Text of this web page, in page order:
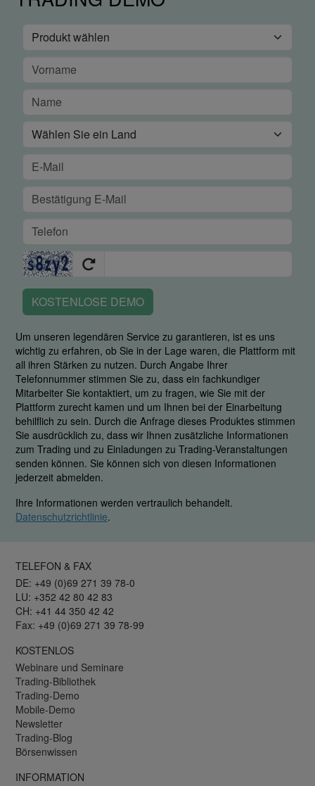
KOSTENLOSE DEMO
Um unseren legendären Service zu garantieren, ist es uns
wichtig zu erfahren, ob Sie in der Lage waren, die Plattform mit
all ihren Stärken zu nutzen. Durch Angabe Ihrer
Telefonnummer stimmen Sie zu, dass ein fachkundiger
Mitarbeiter Sie kontaktiert, um zu fragen, wie Sie mit der
Plattform zurecht kamen und um Ihnen bei der Einarbeitung
behilflich zu sein. Durch die Anfrage dieses Produktes stimmen
Sie ausdrücklich zu, dass wir Ihnen zusätzliche Informationen
zum Trading und zu Einladungen zu Trading-Veranstaltungen
senden können. Sie können sich von diesen Informationen
jederzeit abmelden.
Ihre Informationen werden vertraulich behandelt.
Datenschutzrichtlinie.
TELEFON & FAX
DE: +49 (0)69 271 39 78-0
LU: +352 42 80 42 83
CH: +41 44 350 42 42
Fax: +49 (0)69 271 39 78-99
KOSTENLOS
Webinare und Seminare
Trading-Bibliothek
Trading-Demo
Mobile-Demo
Newsletter
Trading-Blog
Börsenwissen
INFORMATION